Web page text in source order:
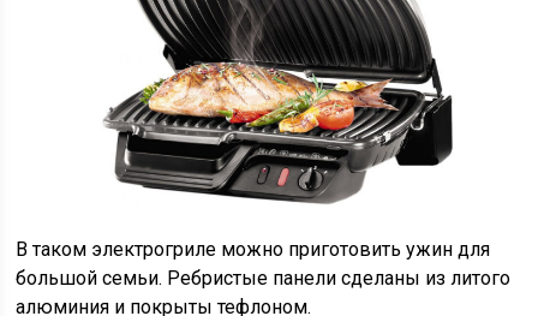
В таком электрогриле можно приготовить ужин для
большой семьи. Ребристые панели сделаны из литого
алюминия и покрыты тефлоном.